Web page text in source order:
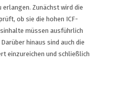
Zunächst wird die
ob sie die hohen ICF-
müssen ausführlich
hinaus sind auch die
einzureichen und schließlich